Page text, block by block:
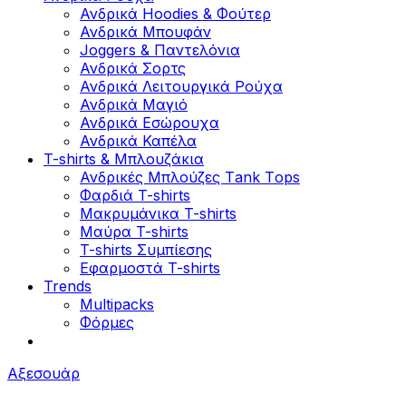
Ανδρικά Hoodies & Φούτερ
Ανδρικά Μπουφάν
Joggers & Παντελόνια
Ανδρικά Σορτς
Ανδρικά Λειτουργικά Ρούχα
Ανδρικά Μαγιό
Ανδρικά Εσώρουχα
Ανδρικά Καπέλα
T-shirts & Μπλουζάκια
Ανδρικές Mπλούζες Τank Τops
Φαρδιά T-shirts
Μακρυμάνικα T-shirts
Μαύρα T-shirts
T-shirts Συμπίεσης
Εφαρμοστά T-shirts
Trends
Multipacks
Φόρμες
Αξεσουάρ